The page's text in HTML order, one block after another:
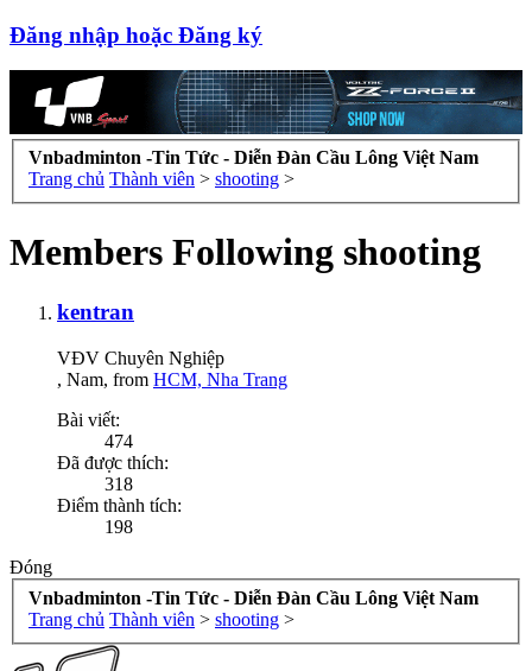
Đăng nhập hoặc Đăng ký
Vnbadminton -Tin Tức - Diễn Đàn Cầu Lông Việt Nam
Trang chủ Thành viên > shooting >
Members Following shooting
kentran
VĐV Chuyên Nghiệp
, Nam, from HCM, Nha Trang
Bài viết:
474
Đã được thích:
318
Điểm thành tích:
198
Đóng
Vnbadminton -Tin Tức - Diễn Đàn Cầu Lông Việt Nam
Trang chủ Thành viên > shooting >